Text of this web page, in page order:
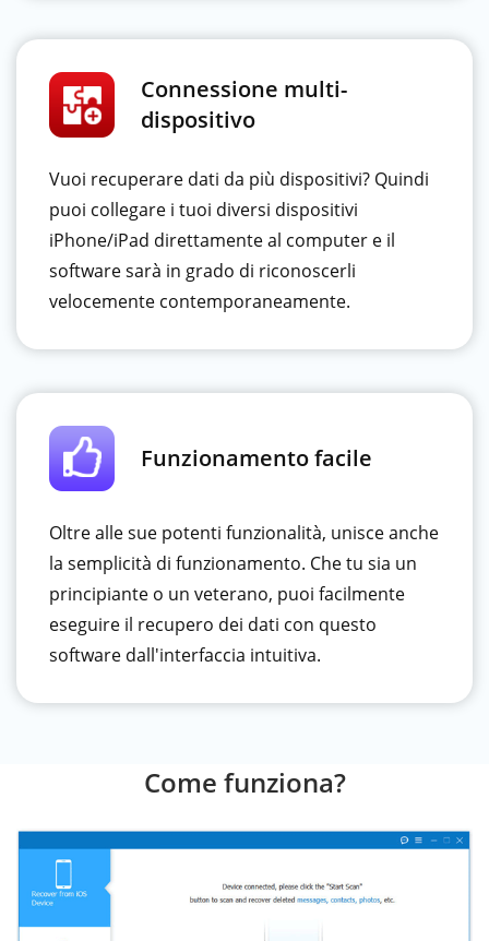
Connessione multi-
dispositivo
Vuoi recuperare dati da più dispositivi? Quindi
puoi collegare i tuoi diversi dispositivi
iPhone/iPad direttamente al computer e il
software sarà in grado di riconoscerli
velocemente contemporaneamente.
Funzionamento facile
Oltre alle sue potenti funzionalità, unisce anche
la semplicità di funzionamento. Che tu sia un
principiante o un veterano, puoi facilmente
eseguire il recupero dei dati con questo
software dall'interfaccia intuitiva.
Come funziona?